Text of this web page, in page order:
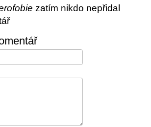
zatím nikdo nepřidal